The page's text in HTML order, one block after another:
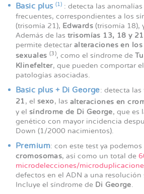
Basic plus (1): detecta las
frecuentes, correspondientes a los
(trisomía 21), Edwards(trisomía 18),
Además de las trisomías 13, 18 y 21
permite detectar alteraciones en
sexuales (3), como el síndrome de
Klinefelter, que pueden comportar
patologías asociadas.
Basic plus + Di George: detecta las
21, el sexo, las alteraciones en
y el síndrome de Di George, que es
genético con mayor incidencia
Down (1/2000 nacimientos).
Premium: con este test ya
cromosomas, así como un total de
microdelecciones/
defectos en el ADN a una resolución
Incluye el síndrome de Di George.